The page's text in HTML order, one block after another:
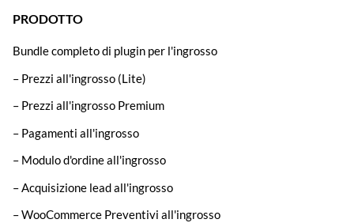
PRODOTTO
Bundle completo di plugin per l'ingrosso
– Prezzi all'ingrosso (Lite)
– Prezzi all'ingrosso Premium
– Pagamenti all'ingrosso
– Modulo d'ordine all'ingrosso
– Acquisizione lead all'ingrosso
– WooCommerce Preventivi all'ingrosso